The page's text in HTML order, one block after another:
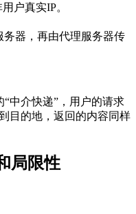
户真实IP。
务器，再由代理服务器传
中介快递”，用户的请求
目的地，返回的内容同样
局限性